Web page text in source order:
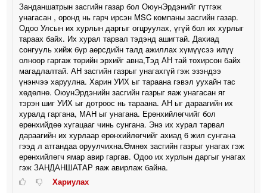
Занданшатрын засгийн газар бол ОюунЭрдэнийг гүтгэж
унагасан , оронд нь гарч ирсэн MSC компаны засгийн газар.
Одоо Улсын их хурлын даргыг огцруулах, үгүй бол их хурлыг
тараах байх. Их хурал тарвал тэдэнд ашигтай. Дахиад
сонгууль хийж бүр аөрсдийн талд ажиллах хүмүүсээ илүү
олноор гаргаж төрийн эрхийг авна,Тэд АН тай тохирсон байх
магадлалтай. АН засгийн газрыг унагахгүй гэж эзэндээ
үнэнчээ харуулна. Харин УИХ ыг тараана гэвэл уухайн тас
хөдөлнө. ОюунЭрдэнийн засгийн газрыг яаж унагасан яг
тэрэн шиг УИХ ыг дотроос нь тараана. АН ыг дараагийн их
хуралд гаргана, МАН ыг унагана. Ерөнхийлөгчийг бол
ерөнхийдөө хугацааг чинь сунгана. Энэ их хурал тарвал
дараагийн их хурлаар ерөнхийлөгчийг ахиад 6 жил сунгана
гээд л атгандаа оруулчихна.Өмнөх засгийн газрыг унагах гэж
ерөнхийлөгч ямар авир гаргав. Одоо их хурлын даргыг унагах
гэж ЗАНДАНШАТАР яаж авирлаж байна.
Хариулах